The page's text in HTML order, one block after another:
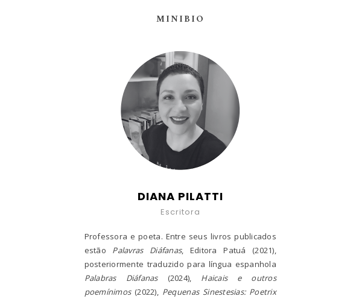
MINIBIO
DIANA PILATTI
Escritora
Professora e poeta. Entre seus livros publicados
estão Palavras Diáfanas, Editora Patuá (2021),
posteriormente traduzido para língua espanhola
Palabras Diáfanas(2024), Haicais e outros
poemínimos(2022), Pequenas Sinestesias: Poetrix